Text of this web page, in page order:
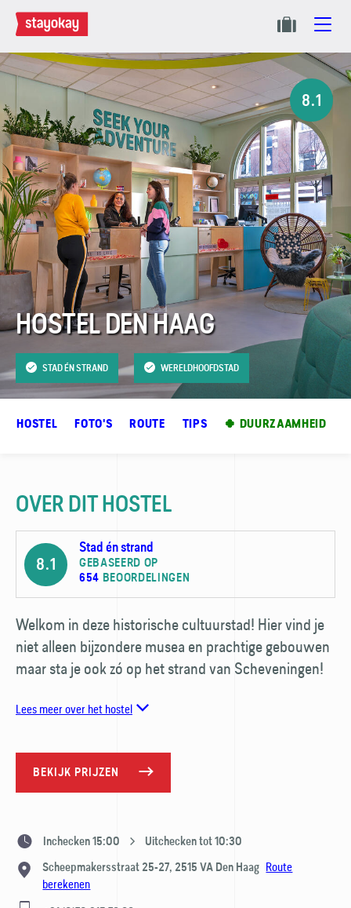
HOSTEL DEN HAAG
STAD ÉN STRAND WERELDHOOFDSTAD
8.1
HOSTEL FOTO'S ROUTE TIPS 🍀 DUURZAAMHEID
OVER DIT HOSTEL
8.1
Stad én strand
GEBASEERD OP
654 BEOORDELINGEN
Welkom in deze historische cultuurstad! Hier vind je
niet alleen bijzondere musea en prachtige gebouwen
maar sta je ook zó op het strand van Scheveningen!
Lees meer over het hostel
BEKIJK PRIJZEN
Inchecken 15:00
Uitchecken tot 10:30
Scheepmakersstraat 25-27, 2515 VA Den Haag Route
berekenen